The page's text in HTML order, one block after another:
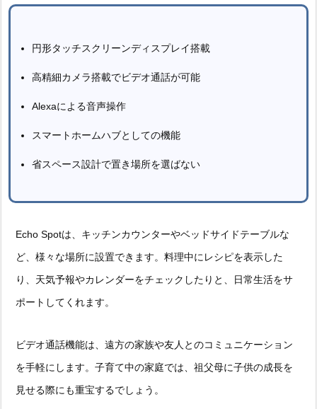
円形タッチスクリーンディスプレイ搭載
高精細カメラ搭載でビデオ通話が可能
Alexaによる音声操作
スマートホームハブとしての機能
省スペース設計で置き場所を選ばない
Echo Spotは、キッチンカウンターやベッドサイドテーブルな
ど、様々な場所に設置できます。料理中にレシピを表示した
り、天気予報やカレンダーをチェックしたりと、日常生活をサ
ポートしてくれます。
ビデオ通話機能は、遠方の家族や友人とのコミュニケーション
を手軽にします。子育て中の家庭では、祖父母に子供の成長を
見せる際にも重宝するでしょう。